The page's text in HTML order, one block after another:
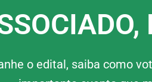
o edital, saiba como